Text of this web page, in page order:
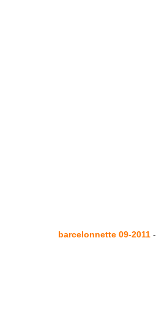
barcelonnette 09-2011-